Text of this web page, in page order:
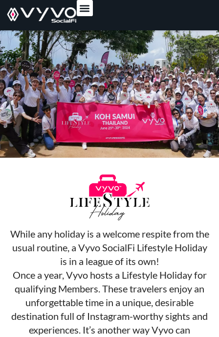
While any holiday is a welcome respite from the
usual routine, a Vyvo SocialFi Lifestyle Holiday
is in a league of its own!
Once a year, Vyvo hosts a Lifestyle Holiday for
qualifying Members. These travelers enjoy an
unforgettable time in a unique, desirable
destination full of Instagram-worthy sights and
experiences. It’s another way Vyvo can